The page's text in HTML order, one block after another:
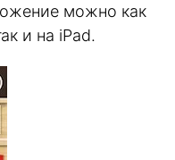
можно как
и на iPad.